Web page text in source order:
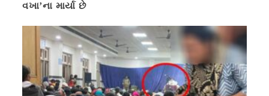
વખા’ના માર્યા છે